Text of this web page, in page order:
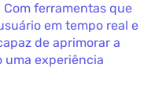
ferramentas que
em tempo real e
de aprimorar a
uma experiência